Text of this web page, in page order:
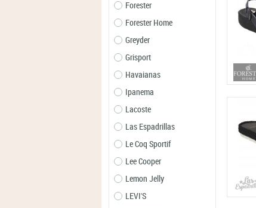
Forester
Forester Home
Greyder
Grisport
Havaianas
Ipanema
Lacoste
Las Espadrillas
Le Coq Sportif
Lee Cooper
Lemon Jelly
LEVI'S